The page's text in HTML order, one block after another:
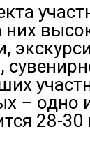
них
– одно
28-